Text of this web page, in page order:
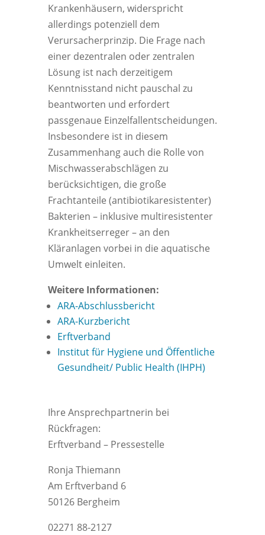
Krankenhäusern, widerspricht
allerdings potenziell dem
Verursacherprinzip. Die Frage nach
einer dezentralen oder zentralen
Lösung ist nach derzeitigem
Kenntnisstand nicht pauschal zu
beantworten und erfordert
passgenaue Einzelfallentscheidungen.
Insbesondere ist in diesem
Zusammenhang auch die Rolle von
Mischwasserabschlägen zu
berücksichtigen, die große
Frachtanteile (antibiotikaresistenter)
Bakterien – inklusive multiresistenter
Krankheitserreger – an den
Kläranlagen vorbei in die aquatische
Umwelt einleiten.
Weitere Informationen:
ARA-Abschlussbericht
ARA-Kurzbericht
Erftverband
Institut für Hygiene und Öffentliche
Gesundheit/ Public Health (IHPH)
Ihre Ansprechpartnerin bei
Rückfragen:
Erftverband – Pressestelle
Ronja Thiemann
Am Erftverband 6
50126 Bergheim
02271 88-2127